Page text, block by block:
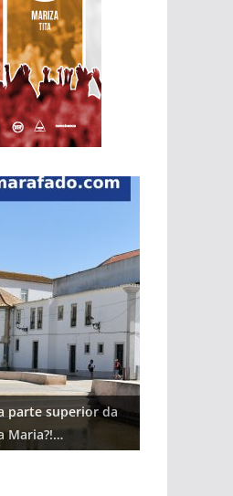
parte superior da
Maria?!…